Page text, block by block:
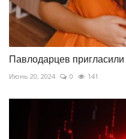
Павлодарцев
Июнь 20, 2024 0 141